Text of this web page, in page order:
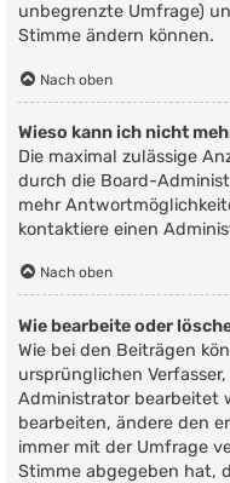
unbegrenzte Umfrage)
Stimme ändern können.
Nach oben
Wieso kann ich nicht
Die maximal zulässige
durch die Board-
mehr
kontaktiere einen
Nach oben
Wie bearbeite oder
Wie bei den Beiträgen
ursprünglichen
Administrator bearbeitet
bearbeiten, ändere den
immer mit der Umfrage
Stimme abgegeben hat,